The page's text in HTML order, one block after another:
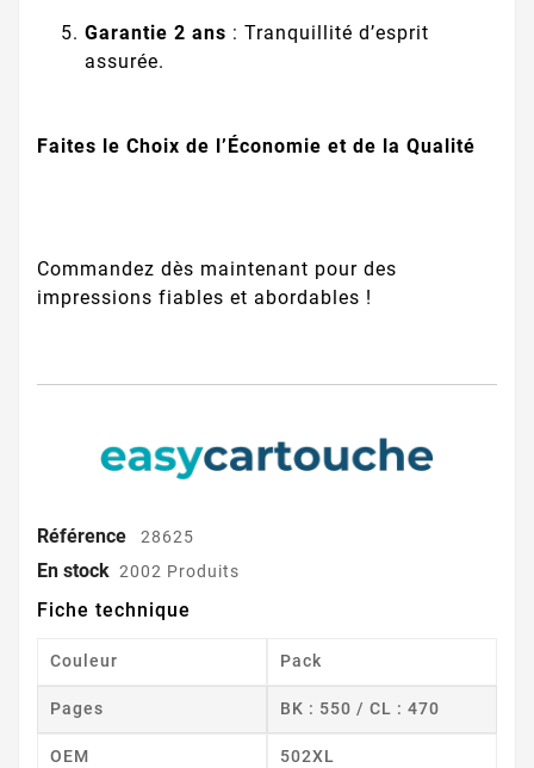
Garantie 2 ans : Tranquillité d’esprit
assurée.
Faites le Choix de l’Économie et de la Qualité
Commandez dès maintenant pour des
impressions fiables et abordables !
Référence 28625
En stock 2002 Produits
Fiche technique
Couleur Pack
Pages BK : 550 / CL : 470
OEM 502XL